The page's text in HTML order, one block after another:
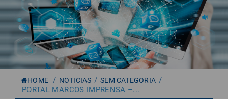
HOME / NOTICIAS / SEM CATEGORIA /
PORTAL MARCOS IMPRENSA –...